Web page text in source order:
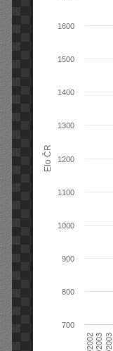
Elo ČR
700
800
900
1000
1100
1200
1300
1400
1500
1600